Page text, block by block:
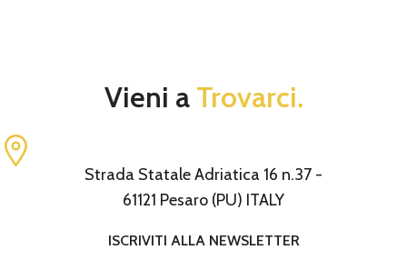
Vieni a Trovarci.
Strada Statale Adriatica 16 n.37 -
61121 Pesaro (PU) ITALY
ISCRIVITI ALLA NEWSLETTER